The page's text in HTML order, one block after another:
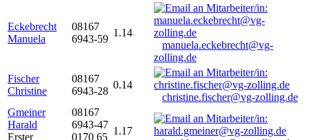
Eckebrecht
Manuela
08167
6943-59
1.14
manuela.eckebrecht@vg-
zolling.de
Fischer
Christine
08167
6943-28
0.14
christine.fischer@vg-zolling.de
Gmeiner
Harald
Erster
08167
6943-47
0170 65
1.17